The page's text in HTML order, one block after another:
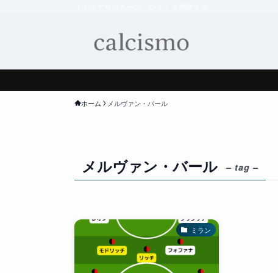
ホーム メルヴァン・バール
メルヴァン・バール – tag –
ミラン